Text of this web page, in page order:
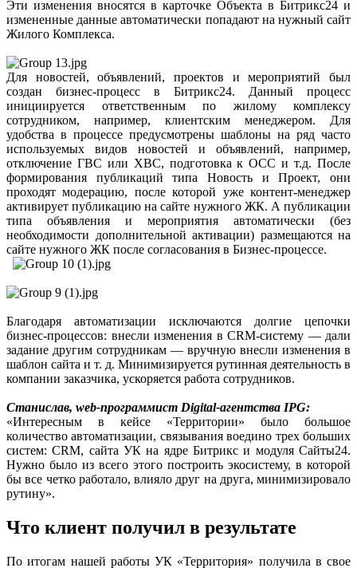
Эти изменения вносятся в карточке Объекта в Битрикс24 и
измененные данные автоматически попадают на нужный сайт
Жилого Комплекса.
Для новостей, объявлений, проектов и мероприятий был
создан бизнес-процесс в Битрикс24. Данный процесс
инициируется ответственным по жилому комплексу
сотрудником, например, клиентским менеджером. Для
удобства в процессе предусмотрены шаблоны на ряд часто
используемых видов новостей и объявлений, например,
отключение ГВС или ХВС, подготовка к ОСС и т.д. После
формирования публикаций типа Новость и Проект, они
проходят модерацию, после которой уже контент-менеджер
активирует публикацию на сайте нужного ЖК. А публикации
типа объявления и мероприятия автоматически (без
необходимости дополнительной активации) размещаются на
сайте нужного ЖК после согласования в Бизнес-процессе.
Благодаря автоматизации исключаются долгие цепочки
бизнес-процессов: внесли изменения в CRM-систему — дали
задание другим сотрудникам — вручную внесли изменения в
шаблон сайта и т. д. Минимизируется рутинная деятельность в
компании заказчика, ускоряется работа сотрудников.
Станислав, web-программист Digital-агентства IPG:
«Интересным в кейсе «Территории» было большое
количество автоматизации, связывания воедино трех больших
систем: CRM, сайта УК на ядре Битрикс и модуля Сайты24.
Нужно было из всего этого построить экосистему, в которой
бы все четко работало, влияло друг на друга, минимизировало
рутину».
Что клиент получил в результате
По итогам нашей работы УК «Территория» получила в свое